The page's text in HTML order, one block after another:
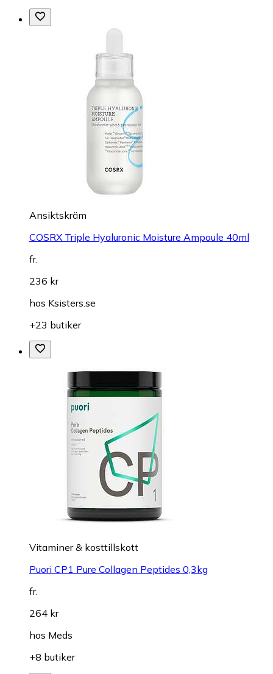
Ansiktskräm
COSRX Triple Hyaluronic Moisture Ampoule 40ml
fr.
236 kr
hos Ksisters.se
+23 butiker
Vitaminer & kosttillskott
Puori CP1 Pure Collagen Peptides 0,3kg
fr.
264 kr
hos Meds
+8 butiker